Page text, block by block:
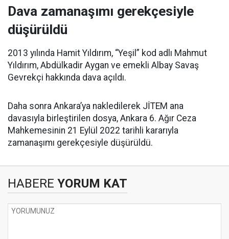
Dava zamanaşımı gerekçesiyle
düşürüldü
2013 yılında Hamit Yıldırım, “Yeşil” kod adlı Mahmut
Yıldırım, Abdülkadir Aygan ve emekli Albay Savaş
Gevrekçi hakkında dava açıldı.
Daha sonra Ankara’ya nakledilerek JİTEM ana
davasıyla birleştirilen dosya, Ankara 6. Ağır Ceza
Mahkemesinin 21 Eylül 2022 tarihli kararıyla
zamanaşımı gerekçesiyle düşürüldü.
HABERE YORUM KAT